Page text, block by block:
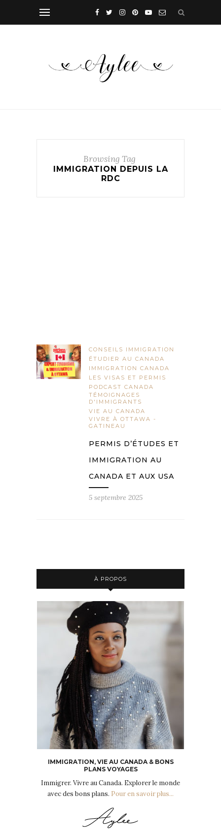
Browsing Tag
IMMIGRATION DEPUIS LA
RDC
CONSEILS IMMIGRATION
ÉTUDIER AU CANADA
IMMIGRATION CANADA
LES VISAS ET PERMIS
PODCAST CANADA
TÉMOIGNAGES
D'IMMIGRANTS
VIE AU CANADA
VIVRE À OTTAWA -
GATINEAU
PERMIS D’ÉTUDES ET
IMMIGRATION AU
CANADA ET AUX USA
5 septembre 2025
À PROPOS
IMMIGRATION, VIE AU CANADA & BONS
PLANS VOYAGES
Immigrer. Vivre au Canada. Explorer le monde
avec des bons plans. Pour en savoir plus...